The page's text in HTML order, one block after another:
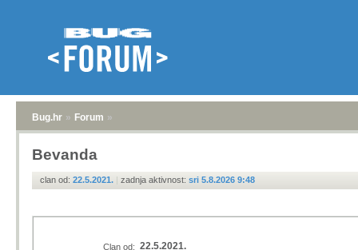
Bug.hr » Forum »
Bevanda
clan od: 22.5.2021. | zadnja aktivnost: sri 5.8.2026 9:48
Clan od: 22.5.2021.